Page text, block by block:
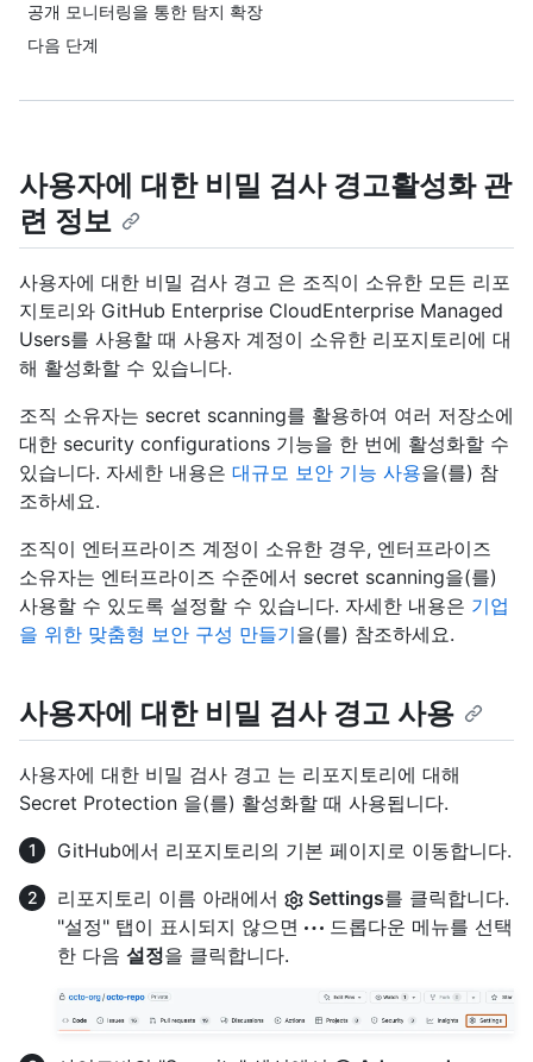
공개 모니터링을 통한 탐지 확장
다음 단계
사용자에 대한 비밀 검사 경고활성화 관
련 정보
사용자에 대한 비밀 검사 경고 은 조직이 소유한 모든 리포
지토리와 GitHub Enterprise CloudEnterprise Managed
Users를 사용할 때 사용자 계정이 소유한 리포지토리에 대
해 활성화할 수 있습니다.
조직 소유자는 secret scanning를 활용하여 여러 저장소에
대한 security configurations 기능을 한 번에 활성화할 수
있습니다. 자세한 내용은 대규모 보안 기능 사용을(를) 참
조하세요.
조직이 엔터프라이즈 계정이 소유한 경우, 엔터프라이즈
소유자는 엔터프라이즈 수준에서 secret scanning을(를)
사용할 수 있도록 설정할 수 있습니다. 자세한 내용은 기업
을 위한 맞춤형 보안 구성 만들기을(를) 참조하세요.
사용자에 대한 비밀 검사 경고 사용
사용자에 대한 비밀 검사 경고 는 리포지토리에 대해
Secret Protection 을(를) 활성화할 때 사용됩니다.
GitHub에서 리포지토리의 기본 페이지로 이동합니다.
리포지토리 이름 아래에서
Settings를 클릭합니다.
"설정" 탭이 표시되지 않으면
드롭다운 메뉴를 선택
한 다음 설정을 클릭합니다.